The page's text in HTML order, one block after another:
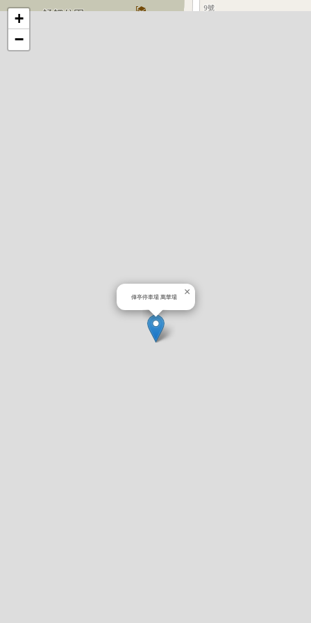
地
圖
俥亭停車場 萬華場 ×
+
−